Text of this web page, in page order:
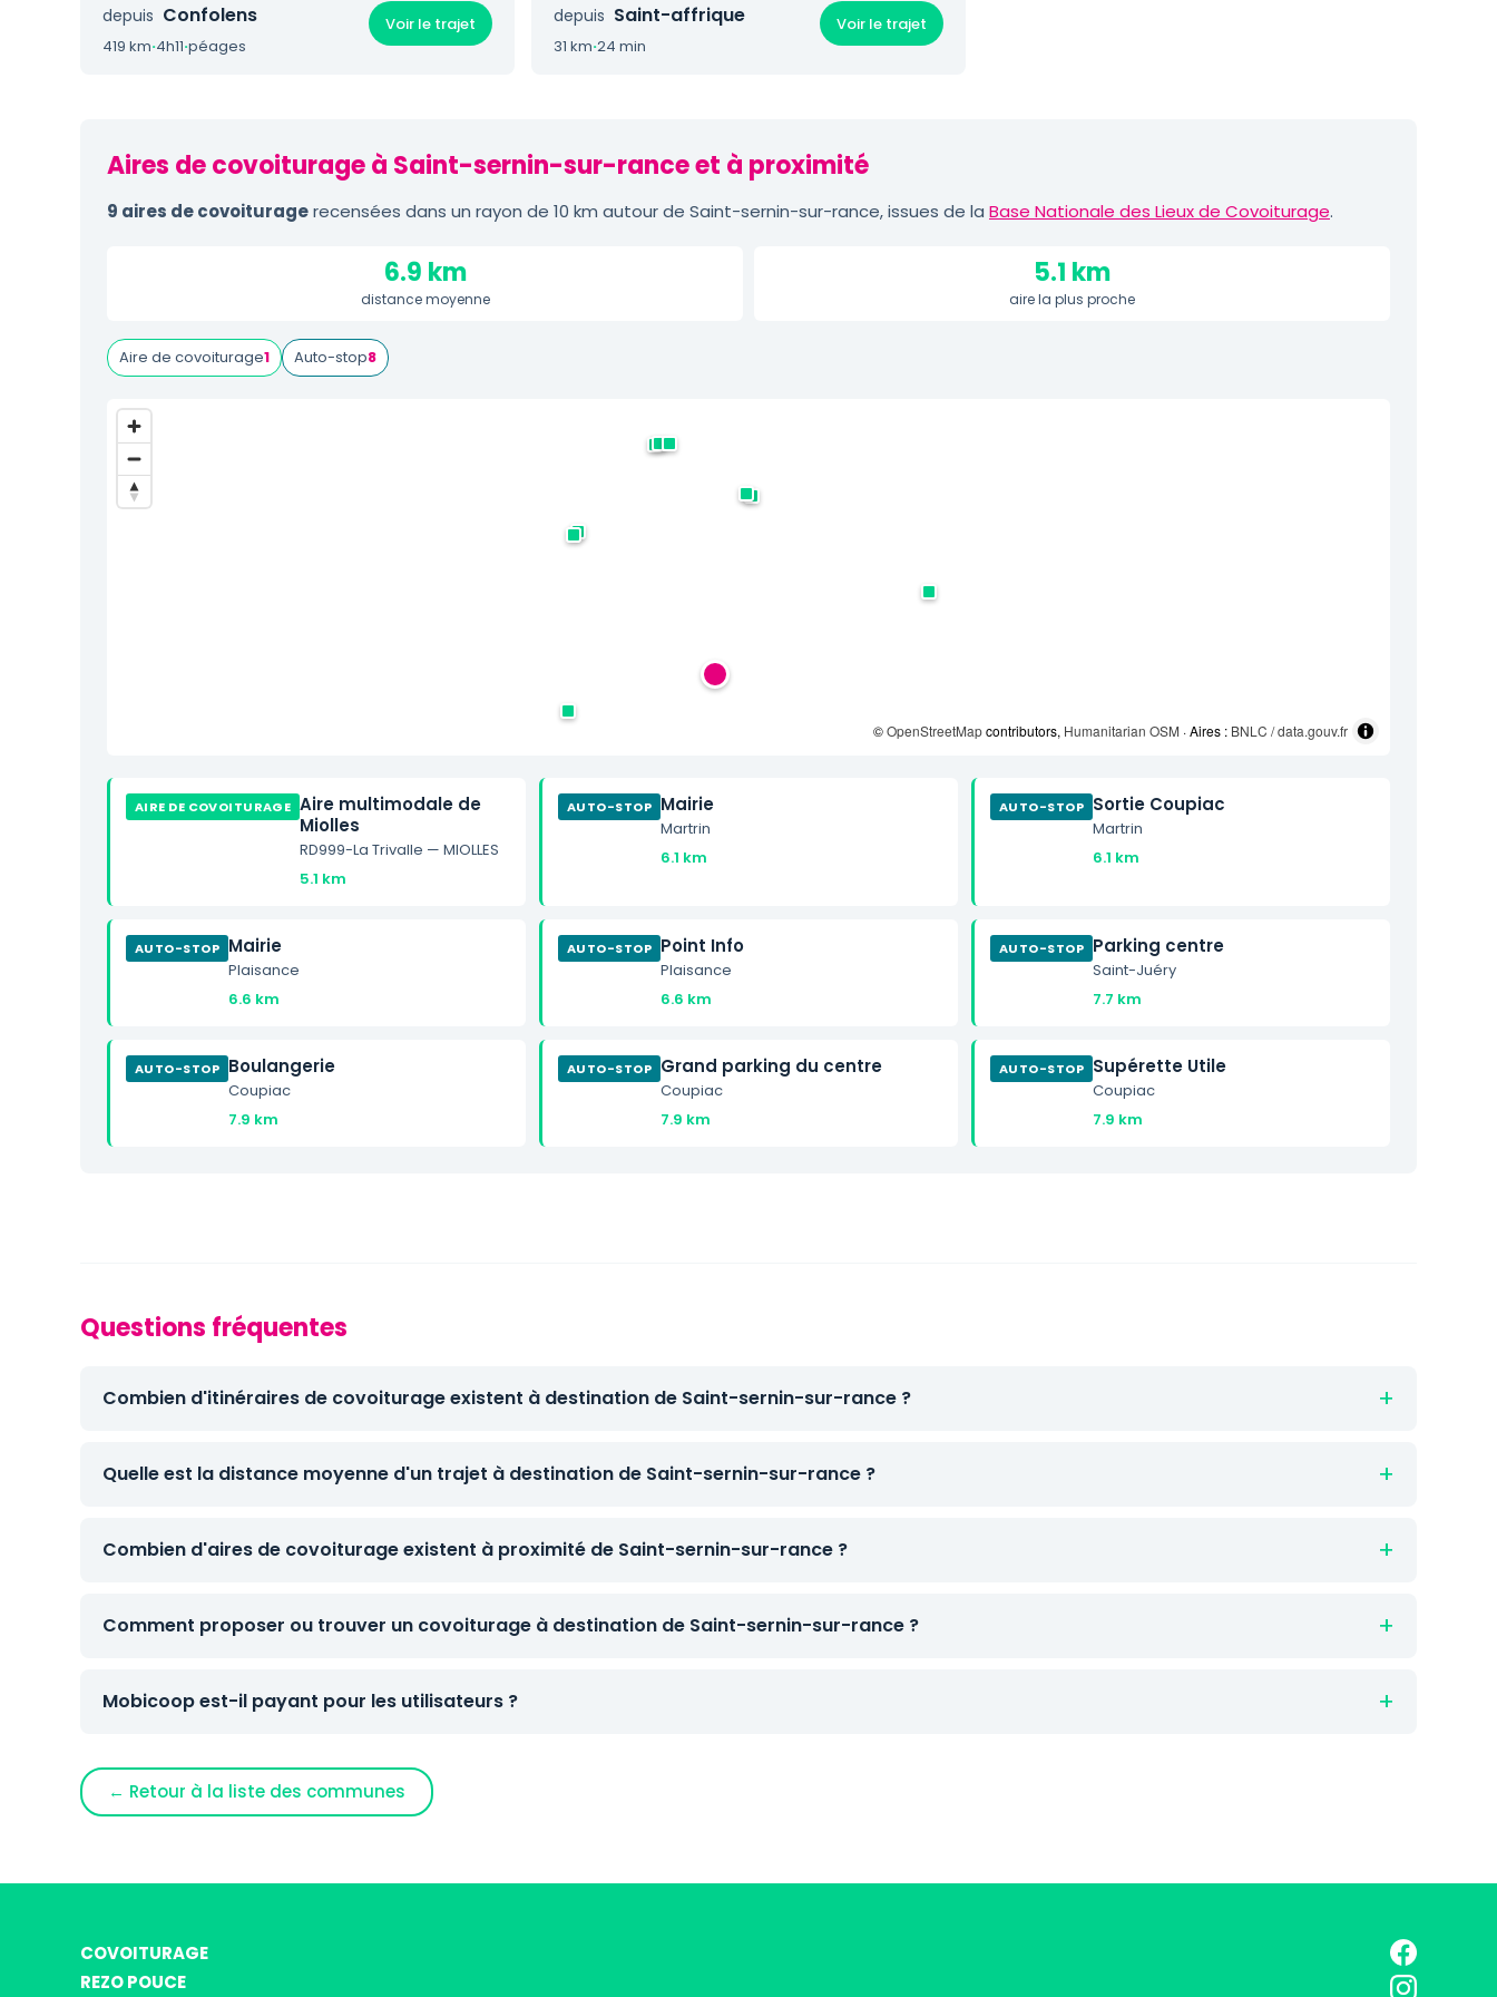
depuis Confolens
419 km·4h11·péages
Voir le trajet depuis Saint-affrique
31 km·24 min
Voir le trajet
Aires de covoiturage à Saint-sernin-sur-rance et à proximité
9 aires de covoituragerecensées dans un rayon de 10 km autour de Saint-sernin-sur-rance, issues de la Base Nationale des Lieux de Covoiturage.
6.9 km
distance moyenne
5.1 km
aire la plus proche
Aire de covoiturage1 Auto-stop8
©OpenStreetMapcontributors, Humanitarian OSM · Aires : BNLC / data.gouv.fr
AIRE DE COVOITURAGE Aire multimodale de
Miolles
RD999-La Trivalle — MIOLLES
5.1 km
AUTO-STOP Mairie
Martrin
6.1 km
AUTO-STOP Sortie Coupiac
Martrin
6.1 km
AUTO-STOP Mairie
Plaisance
6.6 km
AUTO-STOP Point Info
Plaisance
6.6 km
AUTO-STOP Parking centre
Saint-Juéry
7.7 km
AUTO-STOP Boulangerie
Coupiac
7.9 km
AUTO-STOP Grand parking du centre
Coupiac
7.9 km
AUTO-STOP Supérette Utile
Coupiac
7.9 km
Questions fréquentes
Combien d'itinéraires de covoiturage existent à destination de Saint-sernin-sur-rance ?
Quelle est la distance moyenne d'un trajet à destination de Saint-sernin-sur-rance ?
Combien d'aires de covoiturage existent à proximité de Saint-sernin-sur-rance ?
Comment proposer ou trouver un covoiturage à destination de Saint-sernin-sur-rance ?
Mobicoop est-il payant pour les utilisateurs ?
← Retour à la liste des communes
COVOITURAGE
REZO POUCE